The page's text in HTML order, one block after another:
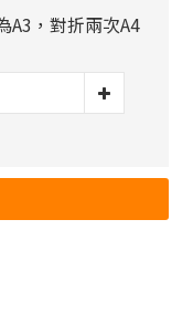
A3，對折兩次A4